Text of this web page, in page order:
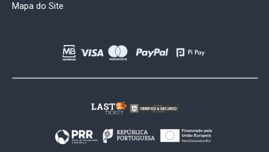
Mapa do Site